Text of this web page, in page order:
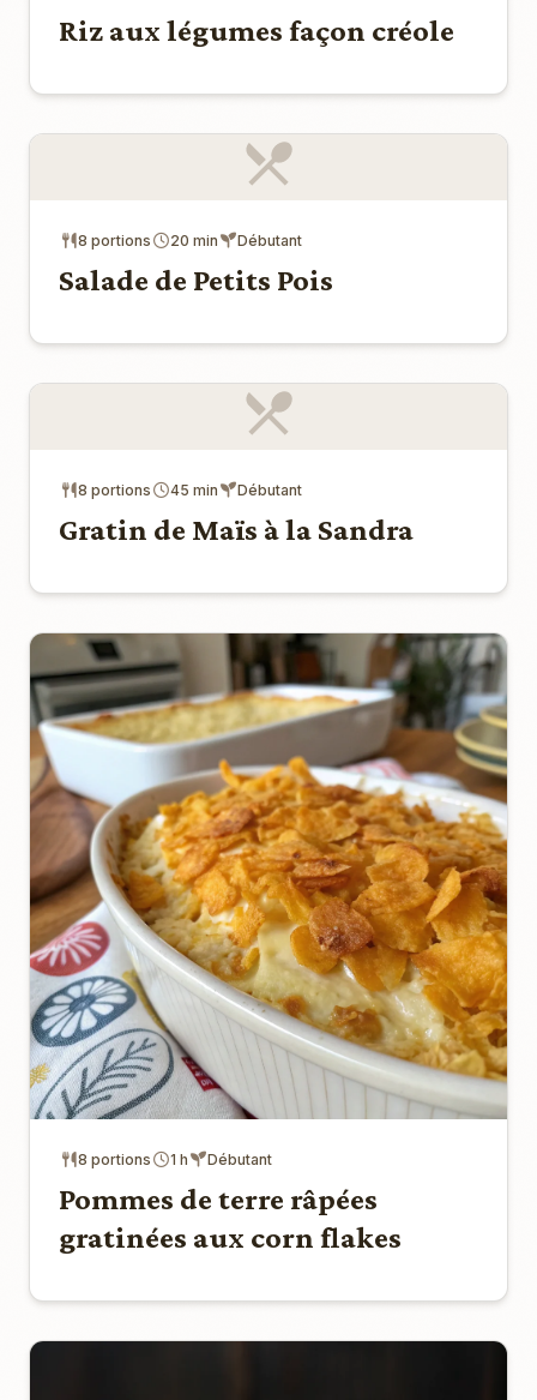
Riz aux légumes façon créole
8 portions 20 min Débutant
Salade de Petits Pois
8 portions 45 min Débutant
Gratin de Maïs à la Sandra
8 portions 1 h Débutant
Pommes de terre râpées
gratinées aux corn flakes